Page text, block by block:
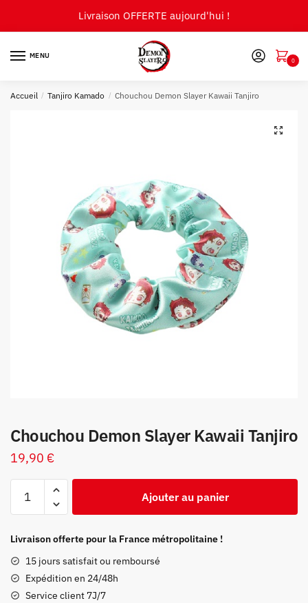
Livraison OFFERTE aujourd'hui !
MENU
0
Accueil / Tanjiro Kamado / Chouchou Demon Slayer Kawaii Tanjiro
🔍
Chouchou Demon Slayer Kawaii Tanjiro
19,90 €
Demon
Kawaii
Tanjiro
Ajouter au panier
Livraison offerte pour la France métropolitaine !
15 jours satisfait ou remboursé
Expédition en 24/48h
Service client 7J/7